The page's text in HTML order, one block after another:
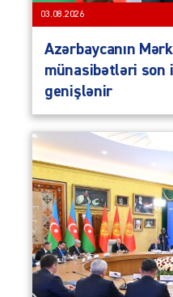
03.08.2026
Azərbaycanın
münasibətləri son
genişlənir